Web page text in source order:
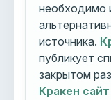
необходимо
источника.
публикует
закрытом
Кракен сайт